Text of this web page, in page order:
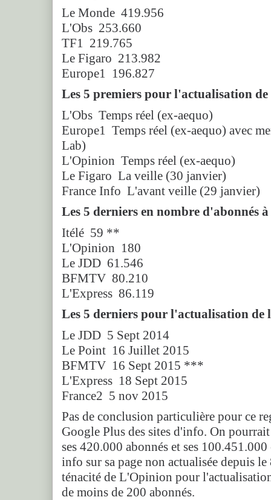
Le Monde 419.956
L'Obs 253.660
TF1 219.765
Le Figaro 213.982
Europe1 196.827
Les 5 premiers pour l'actualisation de
L'Obs Temps réel (ex-aequo)
Europe1 Temps réel (ex-aequo) avec
Lab)
L'Opinion Temps réel (ex-aequo)
Le Figaro La veille (30 janvier)
France Info L'avant veille (29 janvier)
Les 5 derniers en nombre d'abonnés
Itélé 59 **
L'Opinion 180
Le JDD 61.546
BFMTV 80.210
L'Express 86.119
Les 5 derniers pour l'actualisation de
Le JDD 5 Sept 2014
Le Point 16 Juillet 2015
BFMTV 16 Sept 2015 ***
L'Express 18 Sept 2015
France2 5 nov 2015
Pas de conclusion particulière pour ce
Google Plus des sites d'info. On
ses 420.000 abonnés et ses
info sur sa page non actualisée depuis
ténacité de L'Opinion pour
de moins de 200 abonnés.